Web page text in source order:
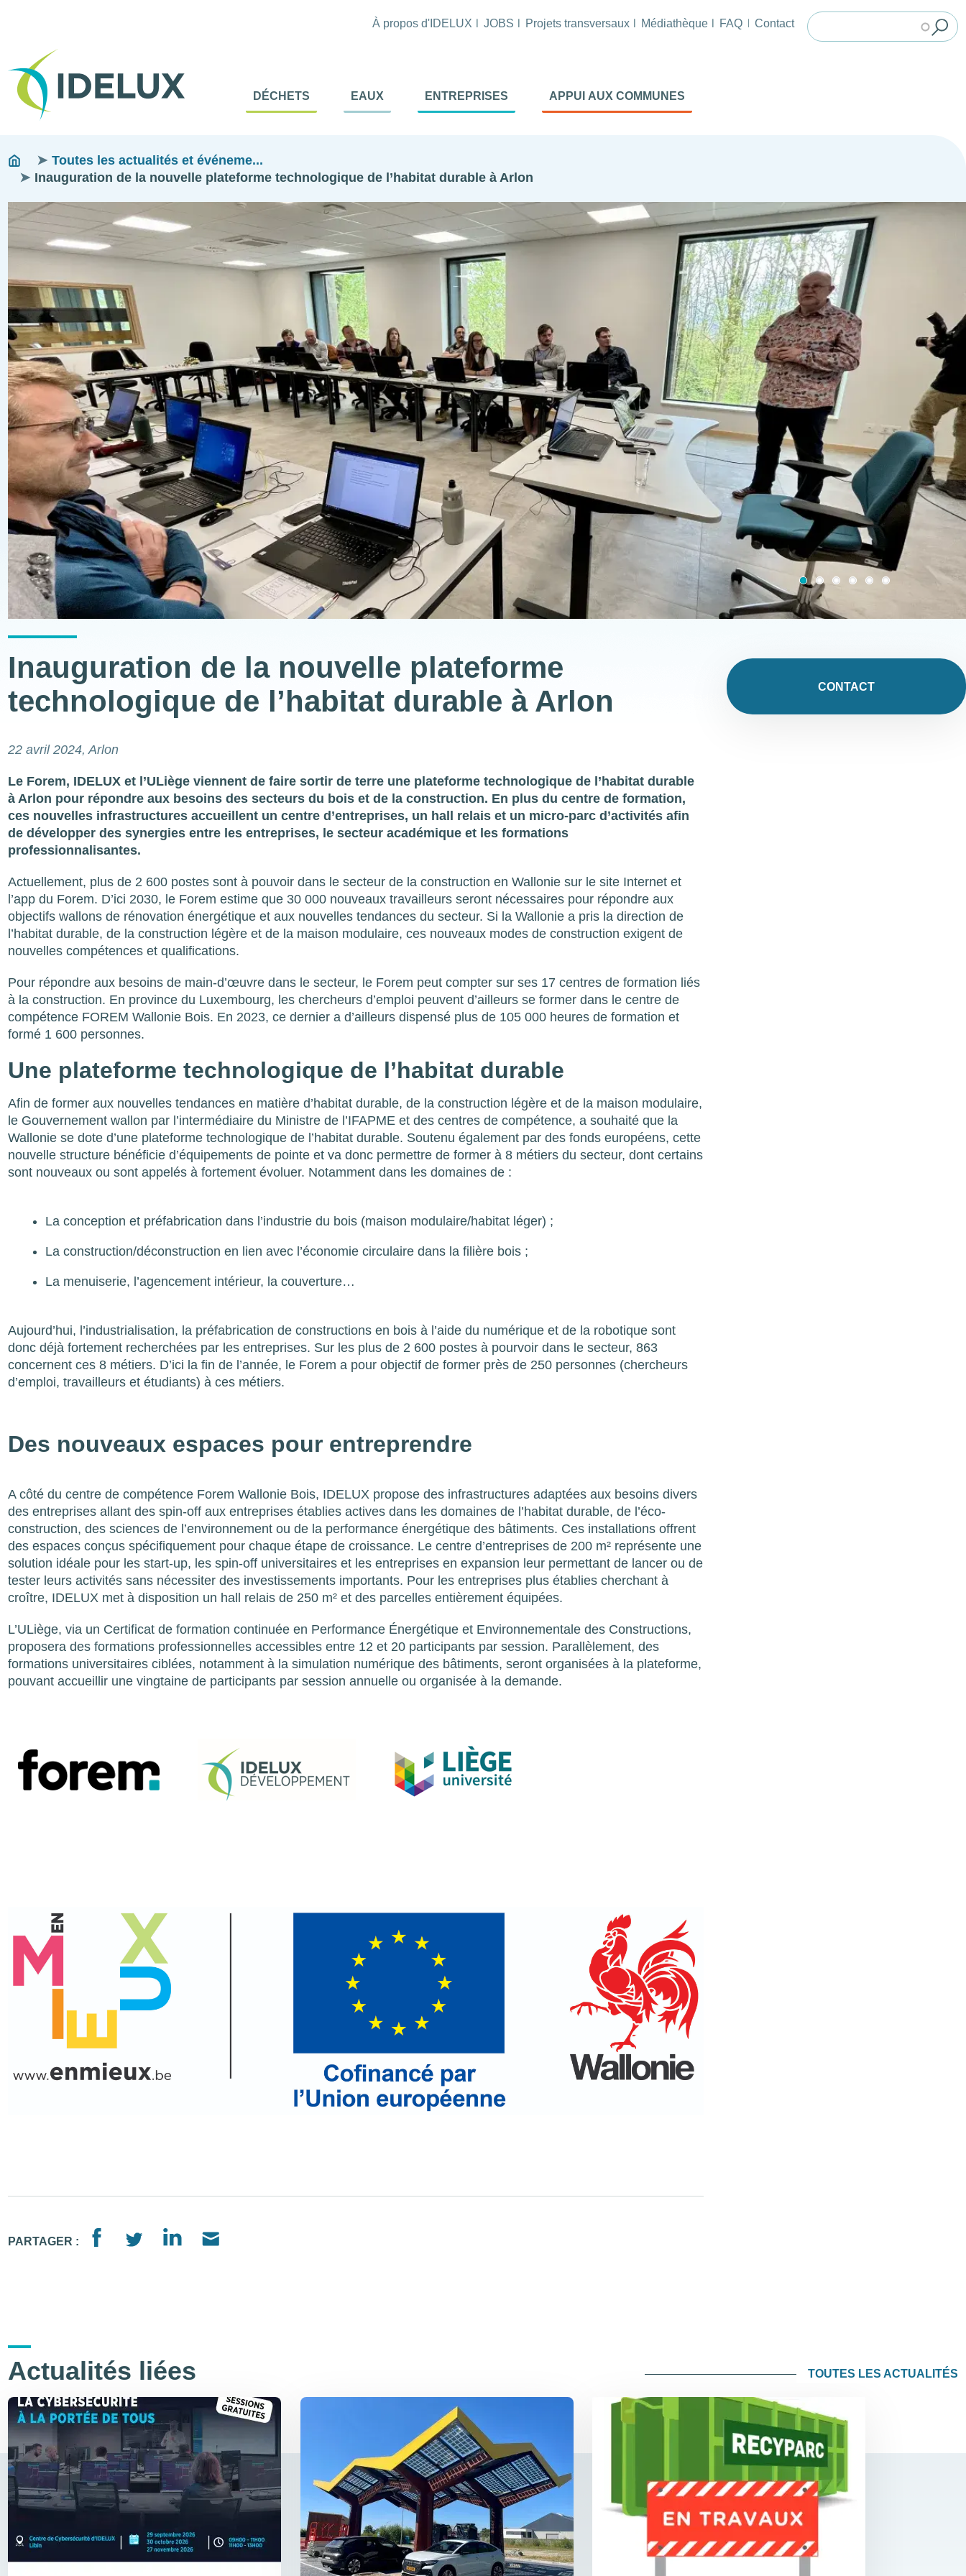
Tête
À propos d'IDELUX JOBS Projets transversaux Médiathèque FAQ Contact
Navigation
Menu
DÉCHETS EAUX ENTREPRISES APPUI AUX COMMUNES
Fils
d'ariane
You
are
Toutes les actualités et événeme...
Inauguration de la nouvelle plateforme technologique de l’habitat durable à Arlon
Image
Image
Image
Image
Image
Image
Inauguration de la nouvelle plateforme
technologique de l’habitat durable à Arlon
22 avril 2024, Arlon
Le Forem, IDELUX et l’ULiège viennent de faire sortir de terre une plateforme technologique de l’habitat durable
à Arlon pour répondre aux besoins des secteurs du bois et de la construction. En plus du centre de formation,
ces nouvelles infrastructures accueillent un centre d’entreprises, un hall relais et un micro-parc d’activités afin
de développer des synergies entre les entreprises, le secteur académique et les formations
professionnalisantes.
Actuellement, plus de 2 600 postes sont à pouvoir dans le secteur de la construction en Wallonie sur le site Internet et
l’app du Forem. D’ici 2030, le Forem estime que 30 000 nouveaux travailleurs seront nécessaires pour répondre aux
objectifs wallons de rénovation énergétique et aux nouvelles tendances du secteur. Si la Wallonie a pris la direction de
l’habitat durable, de la construction légère et de la maison modulaire, ces nouveaux modes de construction exigent de
nouvelles compétences et qualifications.
Pour répondre aux besoins de main-d’œuvre dans le secteur, le Forem peut compter sur ses 17 centres de formation liés
à la construction. En province du Luxembourg, les chercheurs d’emploi peuvent d’ailleurs se former dans le centre de
compétence FOREM Wallonie Bois. En 2023, ce dernier a d’ailleurs dispensé plus de 105 000 heures de formation et
formé 1 600 personnes.
Une plateforme technologique de l’habitat durable
Afin de former aux nouvelles tendances en matière d’habitat durable, de la construction légère et de la maison modulaire,
le Gouvernement wallon par l’intermédiaire du Ministre de l’IFAPME et des centres de compétence, a souhaité que la
Wallonie se dote d’une plateforme technologique de l’habitat durable. Soutenu également par des fonds européens, cette
nouvelle structure bénéficie d’équipements de pointe et va donc permettre de former à 8 métiers du secteur, dont certains
sont nouveaux ou sont appelés à fortement évoluer. Notamment dans les domaines de :
La conception et préfabrication dans l’industrie du bois (maison modulaire/habitat léger) ;
La construction/déconstruction en lien avec l’économie circulaire dans la filière bois ;
La menuiserie, l’agencement intérieur, la couverture…
Aujourd’hui, l’industrialisation, la préfabrication de constructions en bois à l’aide du numérique et de la robotique sont
donc déjà fortement recherchées par les entreprises. Sur les plus de 2 600 postes à pourvoir dans le secteur, 863
concernent ces 8 métiers. D’ici la fin de l’année, le Forem a pour objectif de former près de 250 personnes (chercheurs
d’emploi, travailleurs et étudiants) à ces métiers.
Des nouveaux espaces pour entreprendre
A côté du centre de compétence Forem Wallonie Bois, IDELUX propose des infrastructures adaptées aux besoins divers
des entreprises allant des spin-off aux entreprises établies actives dans les domaines de l’habitat durable, de l’éco-
construction, des sciences de l’environnement ou de la performance énergétique des bâtiments. Ces installations offrent
des espaces conçus spécifiquement pour chaque étape de croissance. Le centre d’entreprises de 200 m² représente une
solution idéale pour les start-up, les spin-off universitaires et les entreprises en expansion leur permettant de lancer ou de
tester leurs activités sans nécessiter des investissements importants. Pour les entreprises plus établies cherchant à
croître, IDELUX met à disposition un hall relais de 250 m² et des parcelles entièrement équipées.
L’ULiège, via un Certificat de formation continuée en Performance Énergétique et Environnementale des Constructions,
proposera des formations professionnelles accessibles entre 12 et 20 participants par session. Parallèlement, des
formations universitaires ciblées, notamment à la simulation numérique des bâtiments, seront organisées à la plateforme,
pouvant accueillir une vingtaine de participants par session annuelle ou organisée à la demande.
PARTAGER :
CONTACT
Actualités liées TOUTES LES ACTUALITÉS